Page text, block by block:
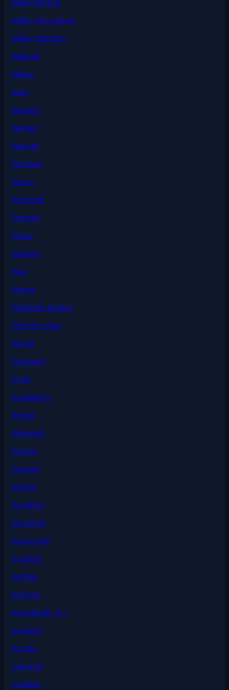
Băile Govora
Băile Herculane
Băile Olănești
Băilești
Bălan
Balș
Baraolt
Bârlad
Bechet
Beclean
Beiuș
Berbești
Berești
Bicaz
Bistrița
Blaj
Bocșa
Boldești-Scăeni
Bolintin-Vale
Borșa
Botoșani
Brad
Bragadiru
Brăila
Brănești
Brașov
Breaza
Brezoi
Broșteni
Bucecea
București
Budești
Buftea
Buhuși
Bumbești-Jiu
Bușteni
Buzău
Cajvana
Calafat